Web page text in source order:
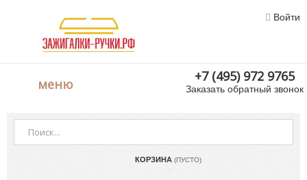
Войти
меню +7 (495) 972 9765
Заказать обратный звонок
КОРЗИНА (ПУСТО)